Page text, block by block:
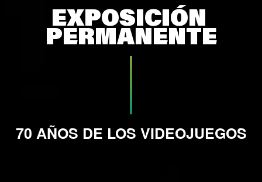
EXPOSICIÓN
PERMANENTE
70 AÑOS DE LOS VIDEOJUEGOS